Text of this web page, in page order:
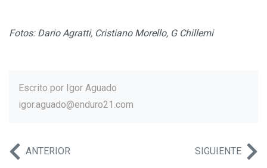
Fotos: Dario Agratti, Cristiano Morello, G Chillemi
Escrito por Igor Aguado
igor.aguado@enduro21.com
ANTERIOR SIGUIENTE